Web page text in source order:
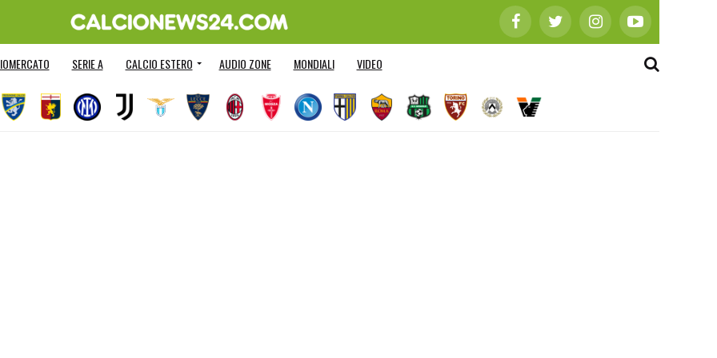
SERIE A CALCIO ESTERO AUDIO ZONE MONDIALI VIDEO